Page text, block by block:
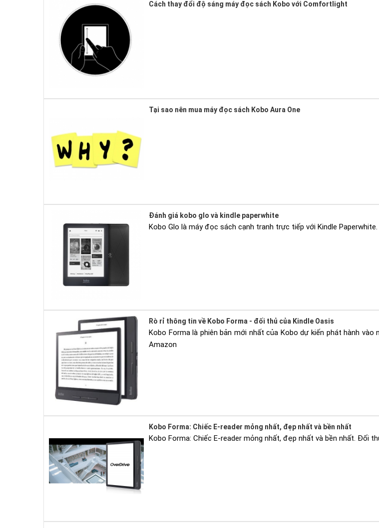
Cách thay đổi độ sáng máy đọc sách Kobo với Comfortlight
Tại sao nên mua máy đọc sách Kobo Aura One
Đánh giá kobo glo và kindle paperwhite
Kobo Glo là máy đọc sách cạnh tranh trực tiếp với Kindle
Rò rỉ thông tin về Kobo Forma - đối thủ của Kindle Oasis
Kobo Forma là phiên bản mới nhất của Kobo dự kiến phát hành
Amazon
Kobo Forma: Chiếc E-reader mỏng nhất, đẹp nhất và bền nhất
Kobo Forma: Chiếc E-reader mỏng nhất, đẹp nhất và bền nhất. Đối